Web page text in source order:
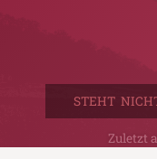
STEHT
Zuletzt